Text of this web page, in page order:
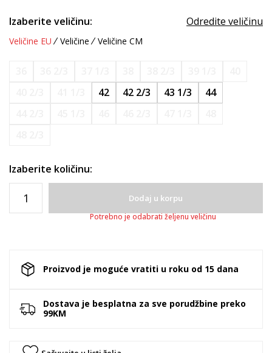
Izaberite veličinu: Odredite veličinu
Veličine EU Veličine Veličine CM
42 42 2/3 43 1/3
44
Izaberite količinu:
Dodaj u korpu
Potrebno je odabrati željenu veličinu
Proizvod je moguće vratiti u roku od 15 dana
Dostava je besplatna za sve porudžbine preko
99KM